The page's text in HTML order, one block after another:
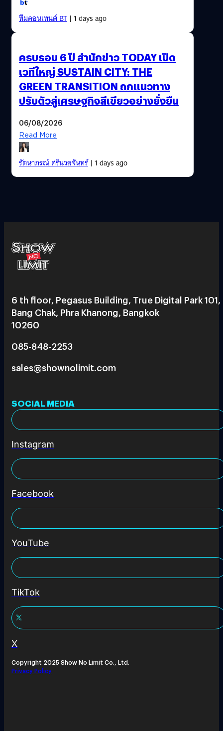
ทีมคอนเทนต์ BT| 1 days ago
ครบรอบ 6 ปี สำนักข่าว TODAY เปิด
เวทีใหญ่ SUSTAIN CITY: THE
GREEN TRANSITION ถกแนวทาง
ปรับตัวสู่เศรษฐกิจสีเขียวอย่างยั่งยืน
06/08/2026
Read More
รัตนาภรณ์ ศรีนวลจันทร์| 1 days ago
6 th floor, Pegasus Building, True Digital Park 101,
Bang Chak, Phra Khanong, Bangkok
10260
085-848-2253
sales@shownolimit.com
SOCIAL MEDIA
Instagram
Facebook
YouTube
TikTok
X
Copyright 2025 Show No Limit Co., Ltd.
Privacy Policy